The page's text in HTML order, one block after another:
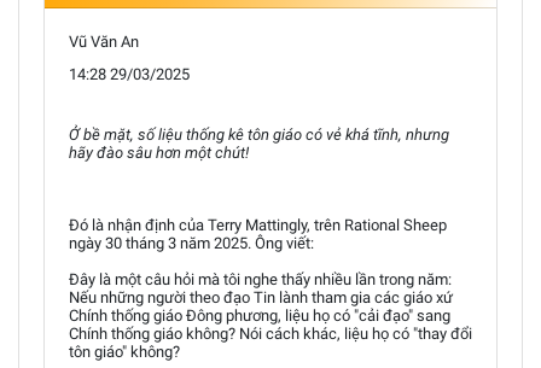
Vũ Văn An
14:28 29/03/2025
Ở bề mặt, số liệu thống kê tôn giáo có vẻ khá tĩnh, nhưng
hãy đào sâu hơn một chút!
Đó là nhận định của Terry Mattingly, trên Rational Sheep
ngày 30 tháng 3 năm 2025. Ông viết:
Đây là một câu hỏi mà tôi nghe thấy nhiều lần trong năm:
Nếu những người theo đạo Tin lành tham gia các giáo xứ
Chính thống giáo Đông phương, liệu họ có "cải đạo" sang
Chính thống giáo không? Nói cách khác, liệu họ có "thay đổi
tôn giáo" không?